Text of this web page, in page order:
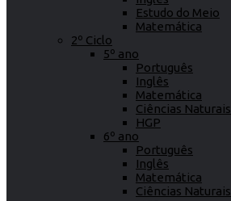
Estudo do Meio
Matemática
2º Ciclo
5º ano
Português
Inglês
Matemática
Ciências Naturais
HGP
6º ano
Português
Inglês
Matemática
Ciências Naturais